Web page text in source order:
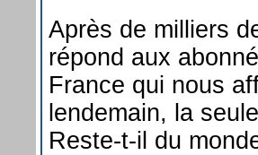
Après de milliers
répond aux
France qui nous
lendemain, la
Reste-t-il du